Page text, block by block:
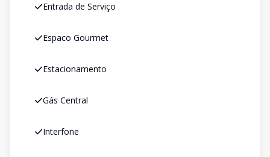
Entrada de Serviço
Espaco Gourmet
Estacionamento
Gás Central
Interfone